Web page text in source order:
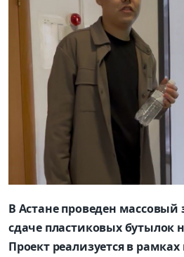
В Астане проведен массовый
сдаче пластиковых бутылок
Проект реализуется в